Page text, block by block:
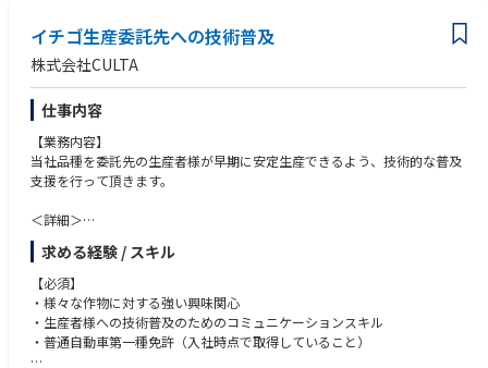
■プロジェクト全体統括（PMO / 各領域PMの管理）
■現場・事業部門・経営層のステークホルダーコントロール
（3）デジタル活用によるオペレーション高度化
■生成AI・RPA・AI-OCRの活用による工数削減
■プロセスマイニングの導入・分析指揮
■デジタル前提の業務設計（Digital by Default）
■内製/外部パートナーの体制最適化
(4) シェアード・BPO・拠点統合などの構造改革
■全社バックオフィスの機能再編設計
■シェアードサービス化の構想・運営企画
（5）組織運営
■BPR部門の組織運営・育成
■プロジェクト推進力を高めるチームビルディング
経営企画・PMI・組織再編の経験
イチゴ生産委託先への技術普及
株式会社CULTA
仕事内容
【業務内容】
当社品種を委託先の生産者様が早期に安定生産できるよう、技術的な普及
支援を行って頂きます。
＜詳細＞
①自社品種（イチゴなど）の最適な栽培手法の調査・開発
・自社品種の特性理解
・委託生産先への普及に適した、自社品種の栽培手法の開発と標準化
②パートナー生産者様への当社品種の栽培普及
・標準的な当社品種の栽培手法を紹介する普及活動
・個々の生産者様の実情に即した、栽培技術の個別化と提案
求める経験 / スキル
【必須】
・様々な作物に対する強い興味関心
・生産者様への技術普及のためのコミュニケーションスキル
・普通自動車第一種免許（入社時点で取得していること）